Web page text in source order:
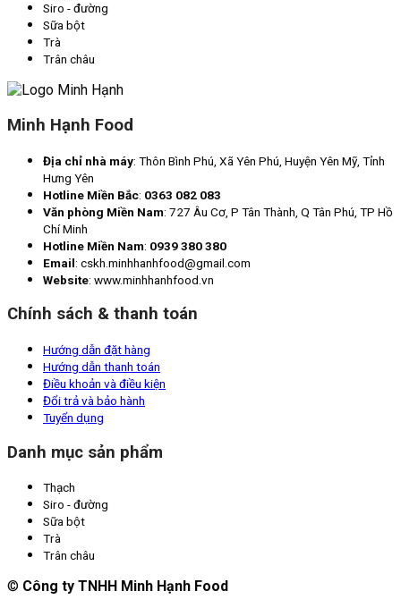
Siro - đường
Sữa bột
Trà
Trân châu
Minh Hạnh Food
Địa chỉ nhà máy: Thôn Bình Phú, Xã Yên Phú, Huyện Yên Mỹ, Tỉnh
Hưng Yên
Hotline Miền Bắc: 0363 082 083
Văn phòng Miền Nam: 727 Âu Cơ, P Tân Thành, Q Tân Phú, TP Hồ
Chí Minh
Hotline Miền Nam: 0939 380 380
Email: cskh.minhhanhfood@gmail.com
Website: www.minhhanhfood.vn
Chính sách & thanh toán
Hướng dẫn đặt hàng
Hướng dẫn thanh toán
Điều khoản và điều kiện
Đổi trả và bảo hành
Tuyển dụng
Danh mục sản phẩm
Thạch
Siro - đường
Sữa bột
Trà
Trân châu
© Công ty TNHH Minh Hạnh Food